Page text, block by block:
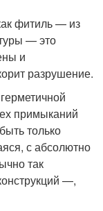
фитиль — из
— это
и
разрушение.
примыканий
только
с абсолютно
так
—,